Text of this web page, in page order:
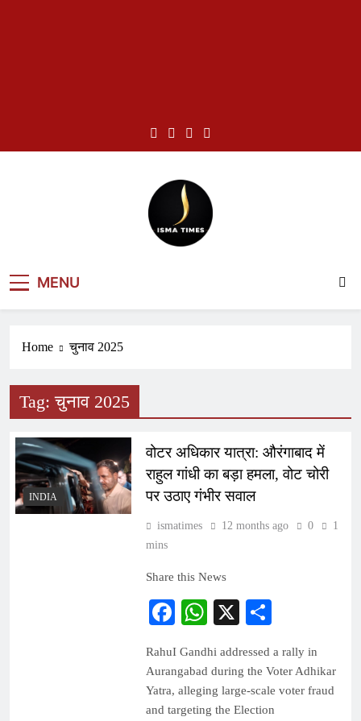
MENU
Home चुनाव 2025
Tag:चुनाव 2025
INDIA
वोटर अधिकार यात्रा: औरंगाबाद में
राहुल गांधी का बड़ा हमला, वोट चोरी
पर उठाए गंभीर सवाल
ismatimes 12 months ago 0
1
mins
Share this News
Facebook
WhatsApp
X
RahuI Gandhi addressed a rally in
Aurangabad during the Voter Adhikar
Yatra, alleging large-scale voter fraud
and targeting the Election